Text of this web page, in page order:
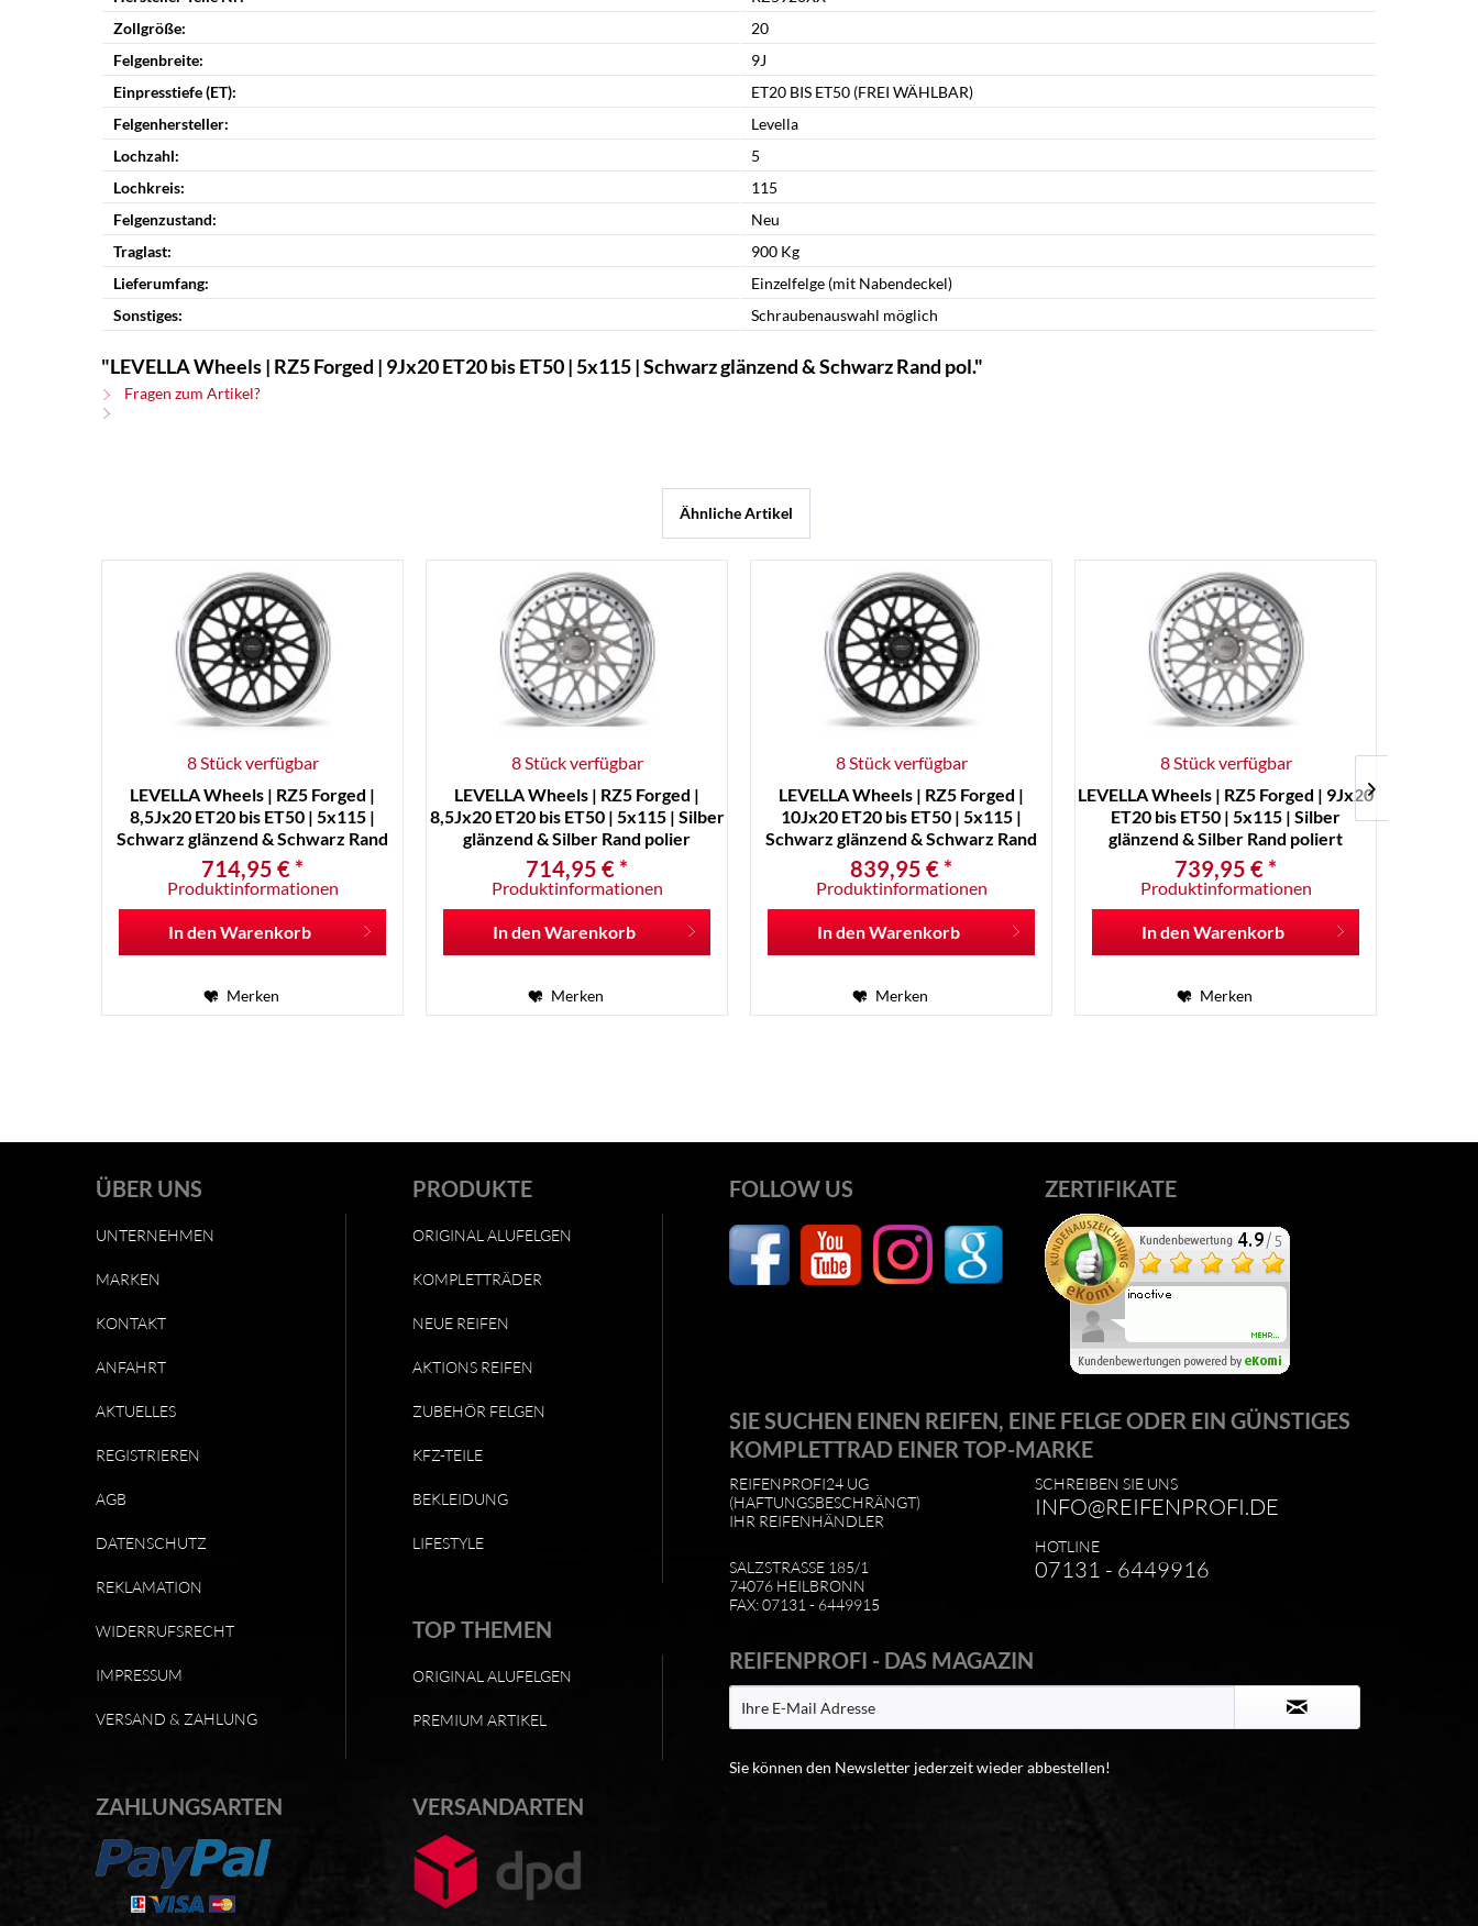
Zollgröße:
20
Felgenbreite:
9J
Einpresstiefe (ET):
ET20 BIS ET50 (FREI WÄHLBAR)
Felgenhersteller:
Levella
Lochzahl:
5
Lochkreis:
115
Felgenzustand:
Neu
Traglast:
900 Kg
Lieferumfang:
Einzelfelge (mit Nabendeckel)
Sonstiges:
Schraubenauswahl möglich
"LEVELLA Wheels | RZ5 Forged | 9Jx20 ET20 bis ET50 | 5x115 | Schwarz glänzend & Schwarz Rand pol."
Fragen zum Artikel?
Ähnliche Artikel
8 Stück verfügbar
LEVELLA Wheels | RZ5 Forged |
8,5Jx20 ET20 bis ET50 | 5x115 |
Schwarz glänzend & Schwarz Rand
pol.
714,95 € *
Produktinformationen
In denWarenkorb
Merken
8 Stück verfügbar
LEVELLA Wheels | RZ5 Forged |
8,5Jx20 ET20 bis ET50 | 5x115 | Silber
glänzend & Silber Rand polier
714,95 € *
Produktinformationen
In denWarenkorb
Merken
8 Stück verfügbar
LEVELLA Wheels | RZ5 Forged |
10Jx20 ET20 bis ET50 | 5x115 |
Schwarz glänzend & Schwarz Rand
pol.
839,95 € *
Produktinformationen
In denWarenkorb
Merken
8 Stück verfügbar
LEVELLA Wheels | RZ5 Forged | 9Jx20
ET20 bis ET50 | 5x115 | Silber
glänzend & Silber Rand poliert
739,95 € *
Produktinformationen
In denWarenkorb
Merken
ÜBER UNS
UNTERNEHMEN
MARKEN
KONTAKT
ANFAHRT
AKTUELLES
REGISTRIEREN
AGB
DATENSCHUTZ
REKLAMATION
WIDERRUFSRECHT
IMPRESSUM
VERSAND & ZAHLUNG
PRODUKTE
ORIGINAL ALUFELGEN
KOMPLETTRÄDER
NEUE REIFEN
AKTIONS REIFEN
ZUBEHÖR FELGEN
KFZ-TEILE
BEKLEIDUNG
LIFESTYLE
TOP THEMEN
ORIGINAL ALUFELGEN
PREMIUM ARTIKEL
ZAHLUNGSARTEN VERSANDARTEN
FOLLOW US ZERTIFIKATE
SIE SUCHEN EINEN REIFEN, EINE FELGE ODER EIN GÜNSTIGES
KOMPLETTRAD EINER TOP-MARKE
REIFENPROFI24 UG
(HAFTUNGSBESCHRÄNGT)
IHR REIFENHÄNDLER
SALZSTRASSE 185/1
74076 HEILBRONN
FAX: 07131 - 6449915
SCHREIBEN SIE UNS
INFO@REIFENPROFI.DE
HOTLINE
07131 - 6449916
REIFENPROFI - DAS MAGAZIN
Sie können den Newsletter jederzeit wieder abbestellen!